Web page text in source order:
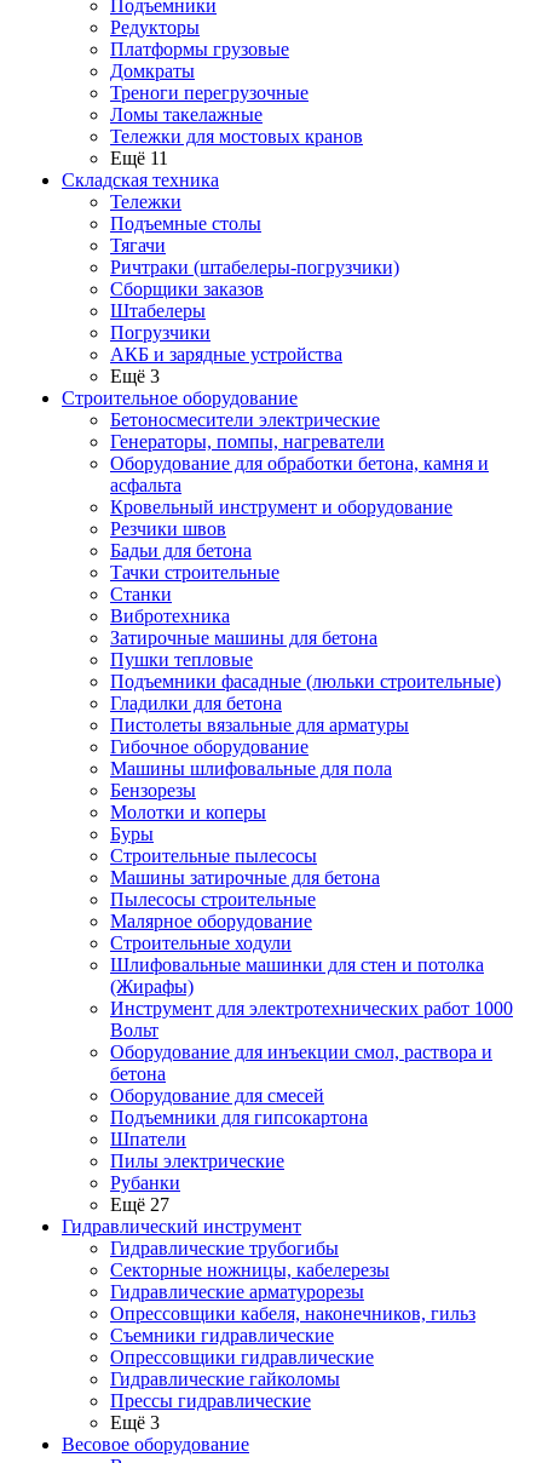
Подъемники
Редукторы
Платформы грузовые
Домкраты
Треноги перегрузочные
Ломы такелажные
Тележки для мостовых кранов
Ещё 11
Складская техника
Тележки
Подъемные столы
Тягачи
Ричтраки (штабелеры-погрузчики)
Сборщики заказов
Штабелеры
Погрузчики
АКБ и зарядные устройства
Ещё 3
Строительное оборудование
Бетоносмесители электрические
Генераторы, помпы, нагреватели
Оборудование для обработки бетона, камня и
асфальта
Кровельный инструмент и оборудование
Резчики швов
Бадьи для бетона
Тачки строительные
Станки
Вибротехника
Затирочные машины для бетона
Пушки тепловые
Подъемники фасадные (люльки строительные)
Гладилки для бетона
Пистолеты вязальные для арматуры
Гибочное оборудование
Машины шлифовальные для пола
Бензорезы
Молотки и коперы
Буры
Строительные пылесосы
Машины затирочные для бетона
Пылесосы строительные
Малярное оборудование
Строительные ходули
Шлифовальные машинки для стен и потолка
(Жирафы)
Инструмент для электротехнических работ 1000
Вольт
Оборудование для инъекции смол, раствора и
бетона
Оборудование для смесей
Подъемники для гипсокартона
Шпатели
Пилы электрические
Рубанки
Ещё 27
Гидравлический инструмент
Гидравлические трубогибы
Секторные ножницы, кабелерезы
Гидравлические арматурорезы
Опрессовщики кабеля, наконечников, гильз
Съемники гидравлические
Опрессовщики гидравлические
Гидравлические гайколомы
Прессы гидравлические
Ещё 3
Весовое оборудование